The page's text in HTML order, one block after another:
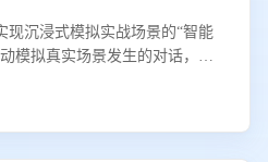
现沉浸式模拟实战场景的“智能
模拟真实场景发生的对话，企